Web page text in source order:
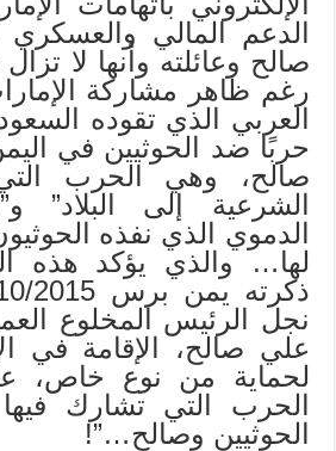
الدعم المالي والعسكري
صالح وعائلته وأنها لا
رغم ظاهر مشاركة
العربي الذي تقوده
حربًا ضد الحوثيين في
صالح، وهي الحرب
الشرعية إلى البلاد”
الدموي الذي نفذه
لها… والذي يؤكد هذه
نجل الرئيس المخلوع
علي صالح، الإقامة في
لحماية من نوع خاص،
الحرب التي تشارك
الحوثيين وصالح…”!